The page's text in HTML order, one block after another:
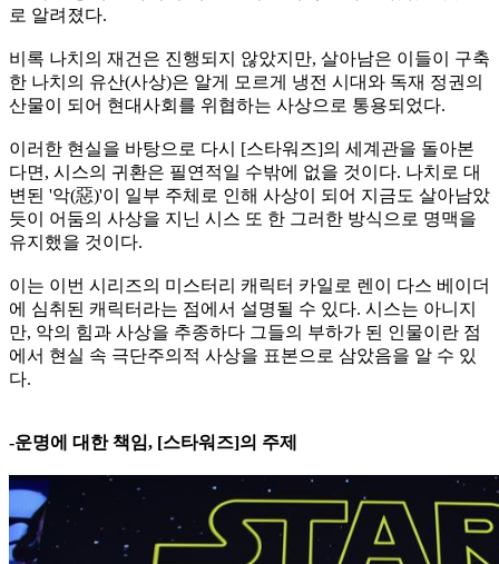
로 알려졌다.
비록 나치의 재건은 진행되지 않았지만, 살아남은 이들이 구축
한 나치의 유산(사상)은 알게 모르게 냉전 시대와 독재 정권의
산물이 되어 현대사회를 위협하는 사상으로 통용되었다.
이러한 현실을 바탕으로 다시 [스타워즈]의 세계관을 돌아본
다면, 시스의 귀환은 필연적일 수밖에 없을 것이다. 나치로 대
변된 '악(惡)'이 일부 주체로 인해 사상이 되어 지금도 살아남았
듯이 어둠의 사상을 지닌 시스 또 한 그러한 방식으로 명맥을
유지했을 것이다.
이는 이번 시리즈의 미스터리 캐릭터 카일로 렌이 다스 베이더
에 심취된 캐릭터라는 점에서 설명될 수 있다. 시스는 아니지
만, 악의 힘과 사상을 추종하다 그들의 부하가 된 인물이란 점
에서 현실 속 극단주의적 사상을 표본으로 삼았음을 알 수 있
다.
-운명에 대한 책임, [스타워즈]의 주제